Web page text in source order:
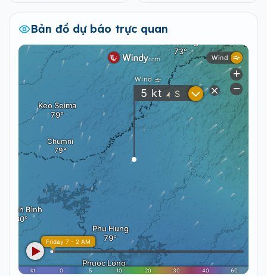
Bản đồ dự báo trực quan